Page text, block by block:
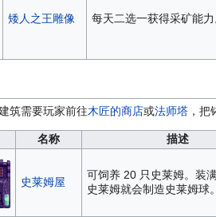
矮人之王雕像 每天二选一获得采矿能力
筑需要玩家前往木匠的商店或法师塔 ，
名称 描述
史莱姆屋
可饲养 20 只史莱姆。装
史莱姆就会制造史莱姆球。